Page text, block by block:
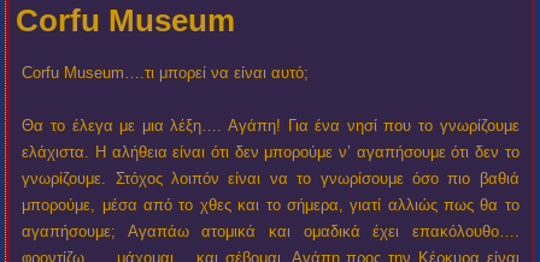
Corfu Museum
Corfu Museum….τι μπορεί να είναι αυτό;
Θα το έλεγα με μια λέξη…. Αγάπη! Για ένα νησί που το γνωρίζουμε
ελάχιστα. Η αλήθεια είναι ότι δεν μπορούμε ν’ αγαπήσουμε ότι δεν το
γνωρίζουμε. Στόχος λοιπόν είναι να το γνωρίσουμε όσο πιο βαθιά
μπορούμε, μέσα από το χθες και το σήμερα, γιατί αλλιώς πως θα το
αγαπήσουμε; Αγαπάω ατομικά και ομαδικά έχει επακόλουθο….
φροντίζω….. μάχομαι… και σέβομαι. Αγάπη προς την Κέρκυρα είναι